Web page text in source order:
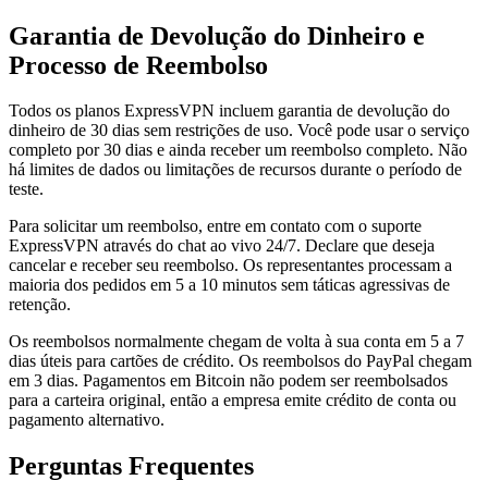
Garantia de Devolução do Dinheiro e
Processo de Reembolso
Todos os planos ExpressVPN incluem garantia de devolução do
dinheiro de 30 dias sem restrições de uso. Você pode usar o serviço
completo por 30 dias e ainda receber um reembolso completo. Não
há limites de dados ou limitações de recursos durante o período de
teste.
Para solicitar um reembolso, entre em contato com o suporte
ExpressVPN através do chat ao vivo 24/7. Declare que deseja
cancelar e receber seu reembolso. Os representantes processam a
maioria dos pedidos em 5 a 10 minutos sem táticas agressivas de
retenção.
Os reembolsos normalmente chegam de volta à sua conta em 5 a 7
dias úteis para cartões de crédito. Os reembolsos do PayPal chegam
em 3 dias. Pagamentos em Bitcoin não podem ser reembolsados
para a carteira original, então a empresa emite crédito de conta ou
pagamento alternativo.
Perguntas Frequentes